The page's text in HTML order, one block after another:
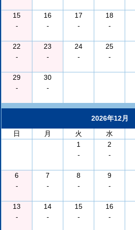
15
-
16
-
17
-
18
-
22
-
23
-
24
-
25
-
29
-
30
-
2026年12月
日
月 火 水
1
-
2
-
6
-
7
-
8
-
9
-
13
-
14
-
15
-
16
-